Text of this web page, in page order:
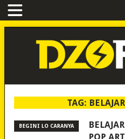
TAG:
BEGINI LO CARANYA
POP